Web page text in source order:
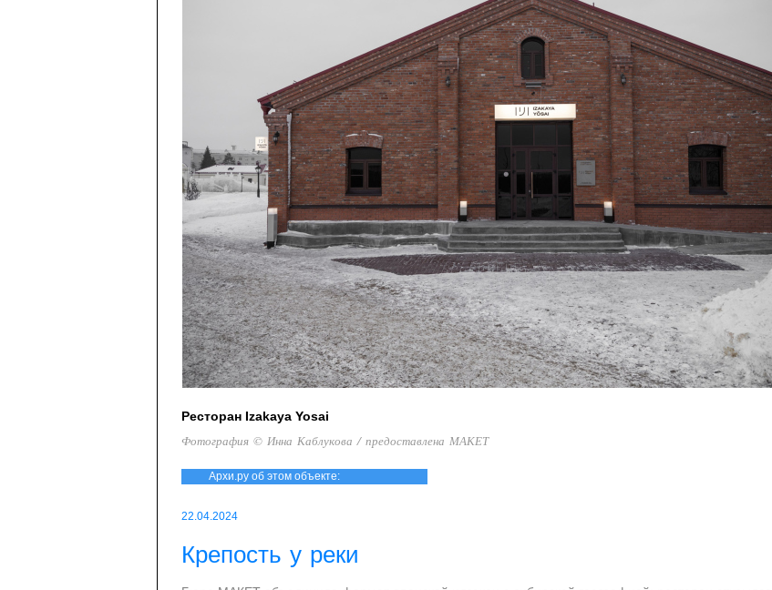
Ресторан Izakaya Yosai
Фотография © Инна Каблукова / предоставлена МАКЕТ
Архи.ру об этом объекте:
22.04.2024
Крепость у реки